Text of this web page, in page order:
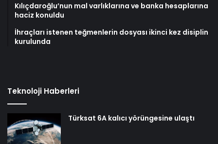
Kılıçdaroğlu’nun mal varlıklarına ve banka hesaplarına
haciz konuldu
İhraçları istenen teğmenlerin dosyası ikinci kez disiplin
kurulunda
Teknoloji Haberleri
Türksat 6A kalıcı yörüngesine ulaştı